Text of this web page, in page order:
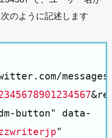
のように記述します
messages/
button" data-
"